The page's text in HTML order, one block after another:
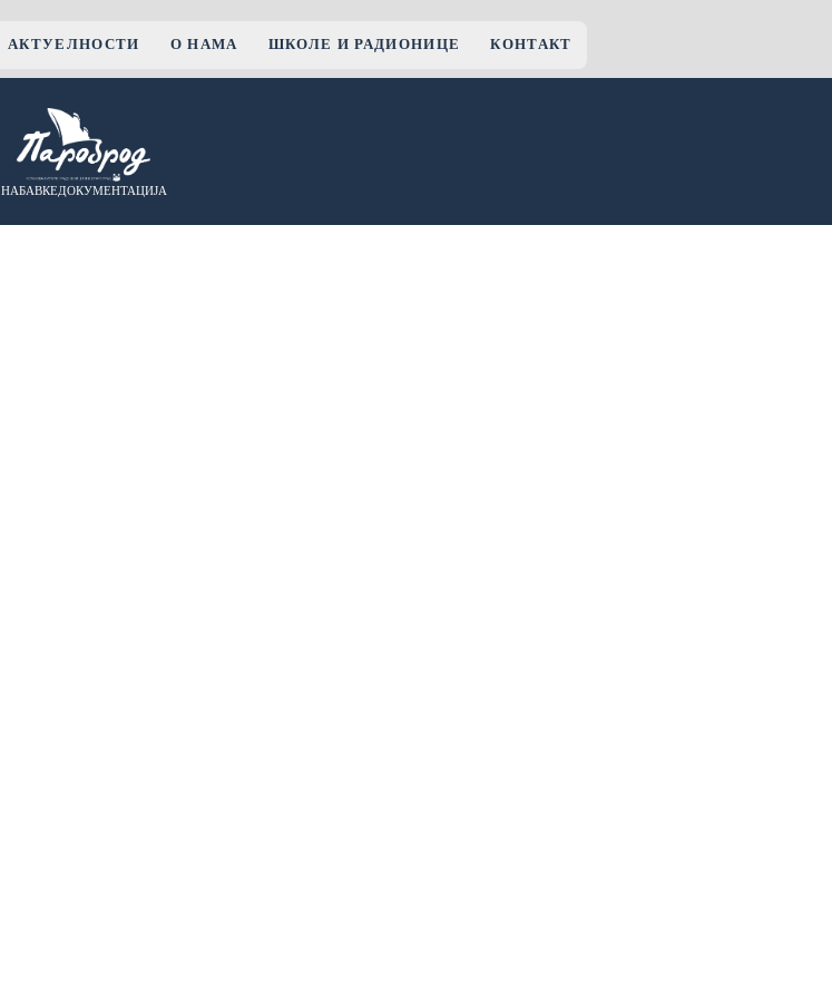
АКТУЕЛНОСТИ О НАМА ШКОЛЕ И РАДИОНИЦЕ КОНТАКТ
НАБАВКЕДОКУМЕНТАЦИЈА